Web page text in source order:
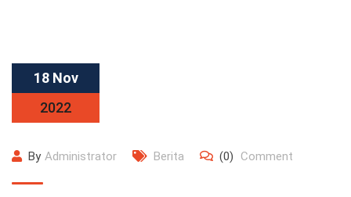
18 Nov
2022
By Administrator Berita (0) Comment